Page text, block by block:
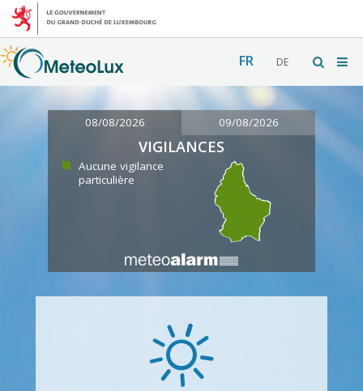
FR DE
08/08/2026 09/08/2026
VIGILANCES
Aucune vigilance
particulière